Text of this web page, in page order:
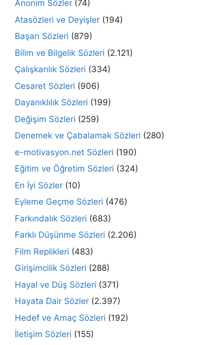
Anonim Sözler (74)
Atasözleri ve Deyişler (194)
Başarı Sözleri (879)
Bilim ve Bilgelik Sözleri (2.121)
Çalışkanlık Sözleri (334)
Cesaret Sözleri (906)
Dayanıklılık Sözleri (199)
Değişim Sözleri (259)
Denemek ve Çabalamak Sözleri (280)
e-motivasyon.net Sözleri (190)
Eğitim ve Öğretim Sözleri (324)
En İyi Sözler (10)
Eyleme Geçme Sözleri (476)
Farkındalık Sözleri (683)
Farklı Düşünme Sözleri (2.206)
Film Replikleri (483)
Girişimcilik Sözleri (288)
Hayal ve Düş Sözleri (371)
Hayata Dair Sözler (2.397)
Hedef ve Amaç Sözleri (192)
İletişim Sözleri (155)